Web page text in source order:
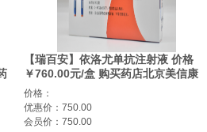
【瑞百安】依洛尤单抗注射液 价格
￥760.00元/盒 购买药店北京美信康
年大药房 适应症高胆固醇血症
价格：
优惠价：750.00
会员价：750.00